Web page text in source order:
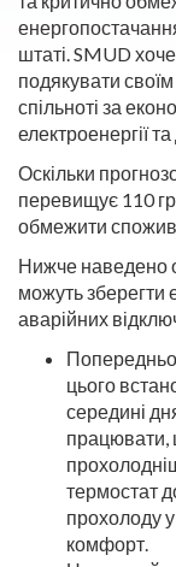
штаті. SMUD хоче
подякувати своїм
спільноті за
електроенергії
Оскільки
перевищує 110
обмежити
Нижче наведено
можуть зберегти
аварійних
Попередньо
цього
середині
працювати,
термостат
прохолоду
комфорт.